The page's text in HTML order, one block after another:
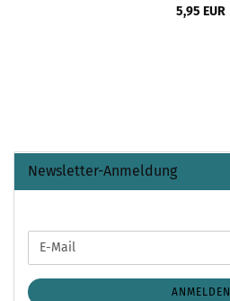
5,95 EUR
Newsletter-Anmeldung
ZUR
ANMELDUNG
E-
Mail
ANMELDEN